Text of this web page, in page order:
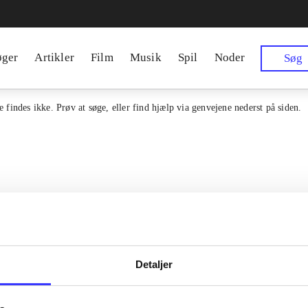
Detaljer
Artikler Film Musik Spil Noder Søg
findes ikke. Prøv at søge, eller find hjælp via genvejene nederst på siden.
samlet indgang til alle danske
Kontakt os